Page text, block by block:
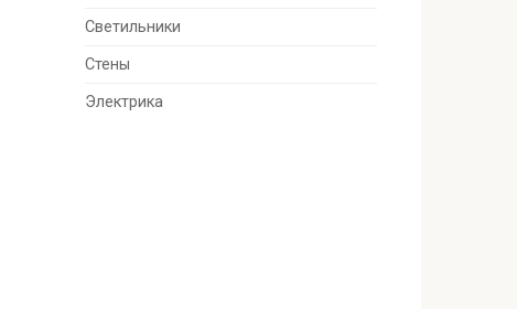
Светильники
Стены
Электрика